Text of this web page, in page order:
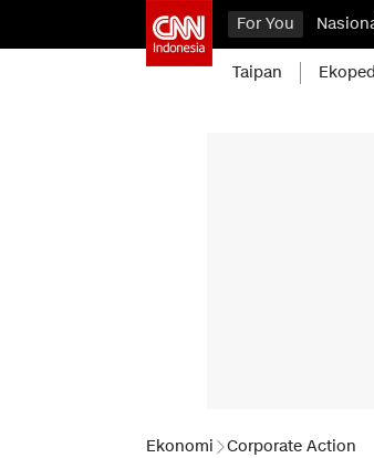
For You
Taipan
Ekonomi Corporate Action